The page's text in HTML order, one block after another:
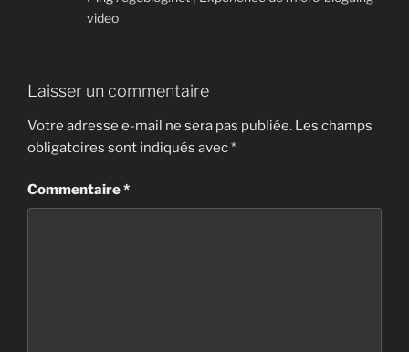
video
Laisser un commentaire
Votre adresse e-mail ne sera pas publiée. Les champs
obligatoires sont indiqués avec*
Commentaire*